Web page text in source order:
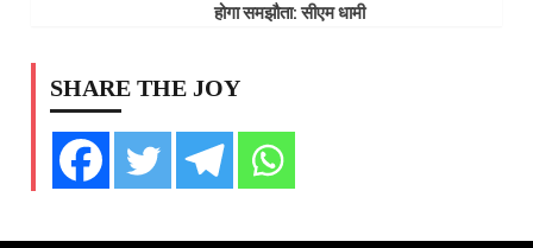
होगा समझौता: सीएम धामी
SHARE THE JOY